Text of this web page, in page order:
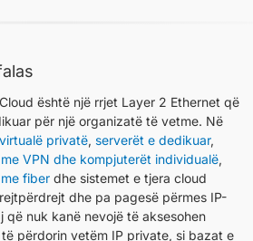
është një rrjet Layer 2 Ethernet që
për një organizatë të vetme. Në
privatë, serverët e dedikuar,
VPN dhe kompjuterët individualë,
fiber dhe sistemet e tjera cloud
dhe pa pagesë përmes IP-
që nuk kanë nevojë të aksesohen
përdorin vetëm IP private, si bazat e